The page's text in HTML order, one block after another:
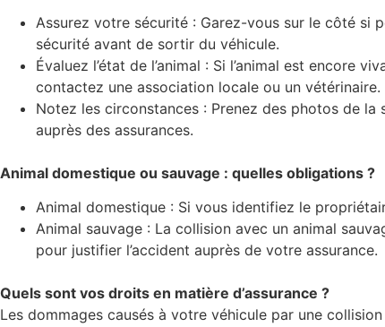
Assurez votre sécurité : Garez-vous sur le côté si
sécurité avant de sortir du véhicule.
Évaluez l’état de l’animal : Si l’animal est encore
contactez une association locale ou un vétérinaire.
Notez les circonstances : Prenez des photos de la
auprès des assurances.
Animal domestique ou sauvage : quelles obligations ?
Animal domestique : Si vous identifiez le
Animal sauvage : La collision avec un animal
pour justifier l’accident auprès de votre assurance.
Quels sont vos droits en matière d’assurance ?
Les dommages causés à votre véhicule par une